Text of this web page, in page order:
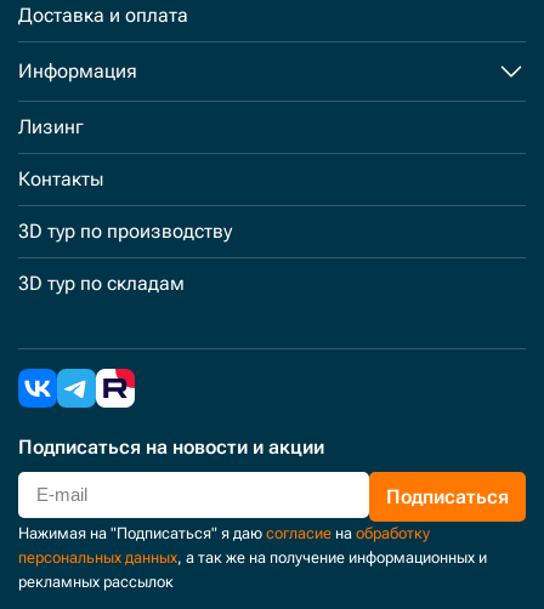
Доставка и оплата
Информация
Лизинг
Контакты
3D тур по производству
3D тур по складам
Подписаться на новости и акции
Подписаться
Нажимая на "Подписаться" я даю согласие на обработку
персональных данных, а так же на получение информационных и
рекламных рассылок